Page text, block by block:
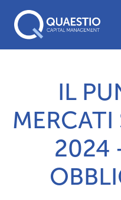
IL
MERCATI
2024